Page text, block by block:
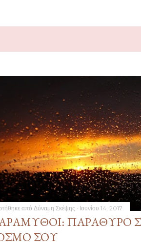
από Δύναμη Σκέψης Ιουνίου 14, 2017
ΠΑΡΆΘΥΡΟ
ΣΟΥ